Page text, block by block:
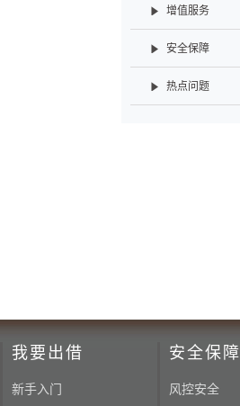
增值服务
安全保障
热点问题
我要出借
新手入门
安全保障
风控安全